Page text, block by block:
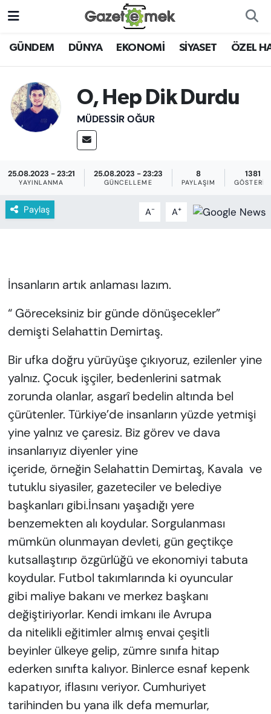
GÜNDEM DÜNYA EKONOMİ SİYASET ÖZEL
O, Hep Dik Durdu
MÜDESSIR OĞUR
25.08.2023 - 23:21
YAYINLANMA
25.08.2023 - 23:23
GÜNCELLEME
8
PAYLAŞIM
1381
GÖSTERIM
Paylaş A- A+
İnsanların artık anlaması lazım.
“ Göreceksiniz bir günde dönüşecekler”
demişti Selahattin Demirtaş.
Bir ufka doğru yürüyüşe çıkıyoruz, ezilenler yine
yalnız. Çocuk işçiler, bedenlerini satmak
zorunda olanlar, asgarî bedelin altında bel
çürütenler. Türkiye’de insanların yüzde yetmişi
yine yalnız ve çaresiz. Biz görev ve dava
insanlarıyız diyenler yine
içeride, örneğin Selahattin Demirtaş, Kavala ve
tutuklu siyasiler, gazeteciler ve belediye
başkanları gibi.İnsanı yaşadığı yere
benzemekten alı koydular. Sorgulanması
mümkün olunmayan devleti, gün geçtikçe
kutsallaştırıp özgürlüğü ve ekonomiyi tabuta
koydular. Futbol takımlarında ki oyuncular
gibi maliye bakanı ve merkez başkanı
değiştiriyorlar. Kendi imkanı ile Avrupa
da nitelikli eğitimler almış envai çeşitli
beyinler ülkeye gelip, zümre sınıfa hitap
ederken sınıfta kalıyor. Binlerce esnaf kepenk
kapatıyor, iflasını veriyor. Cumhuriyet
tarihinden bu yana ilk defa memurlar,
DÜNYA
EMEK HABERLERİ
YENİ MEDYADA EMEK
GAZETECİLİĞİNİ GELİŞTİRMEK
FAYDALI BİLGİLER
GÜNDEM
KADIN
SAĞLIK
SPOR
KÜLTÜR-SANAT
MAGAZİN
ÖZEL HABER
YAZAR KÖŞESİ
SİYASET
VAN VE DİYARBAKIR HABERLERİ
Nöbetçi Eczaneler
İstanbul Namaz Vakitleri
Trafik Durumu
Süper Lig Puan Durumu ve Fikstür
Tüm Manşetler